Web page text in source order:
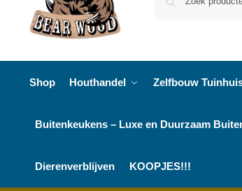
Shop Houthandel Zelfbouw
Buitenkeukens – Luxe en Duurzaam
Dierenverblijven KOOPJES!!!